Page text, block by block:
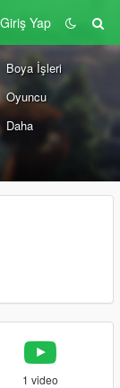
Giriş Yap
Boya İşleri
Oyuncu
Daha
1 video